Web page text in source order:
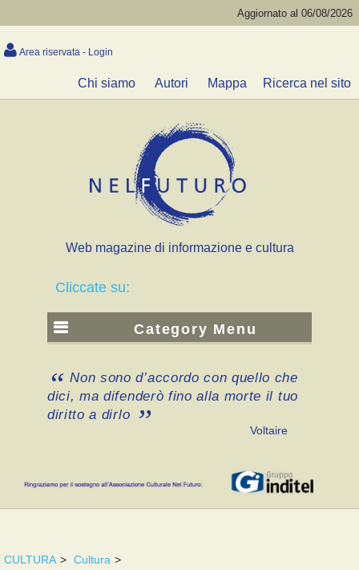
Aggiornato al 06/08/2026
Area riservata - Login
Chi siamo Autori Mappa Ricerca nel sito
Web magazine di informazione e cultura
Cliccate su:
Category Menu
Non sono d’accordo con quello che
dici, ma difenderò fino alla morte il tuo
diritto a dirlo
Voltaire
CULTURA > Cultura >